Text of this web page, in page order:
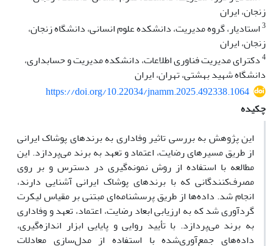
زنجان، ایران
3استادیار، گروه مدیریت، دانشکده علوم انسانی، دانشگاه زنجان،
زنجان، ایران
4دکترای مدیریت فناوری اطلاعات، دانشکده مدیریت و حسابداری،
دانشگاه شهید بهشتی، تهران، ایران
https://doi.org/10.22034/jnamm.2025.492338.1064
چکیده
این پژوهش به بررسی تاثیر وفاداری به برندهای پوشاک ایرانی
از طریق مسیرهای رضایت، اعتماد و تعهد به برند می‌پردازد. این
مطالعه با استفاده از روش نمونه‌گیری در دسترس و بر روی
مصرف‌کنندگانی که با برندهای پوشاک ایرانی آشنایی دارند،
انجام شد. داده‌ها از طریق پرسشنامه‌ای مبتنی بر مقیاس لیکرت
گردآوری شد که به ارزیابی ابعاد رضایت، اعتماد، تعهد و وفاداری
به برند می‌پردازد. با تأیید روایی و پایایی ابزار اندازه‌گیری،
داده‌های جمع‌آوری‌شده با استفاده از مدل‌سازی معادلات